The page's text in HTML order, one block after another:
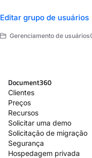
Editar grupo de usuários
Gerenciamento de
Document360
Clientes
Preços
Recursos
Solicitar uma demo
Solicitação de migração
Segurança
Hospedagem privada